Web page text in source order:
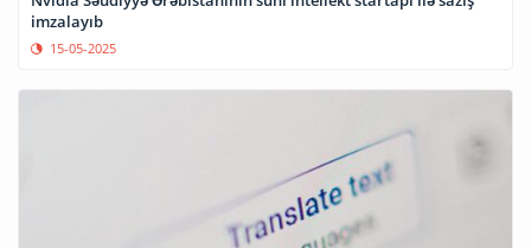
imzalayıb
15-05-2025